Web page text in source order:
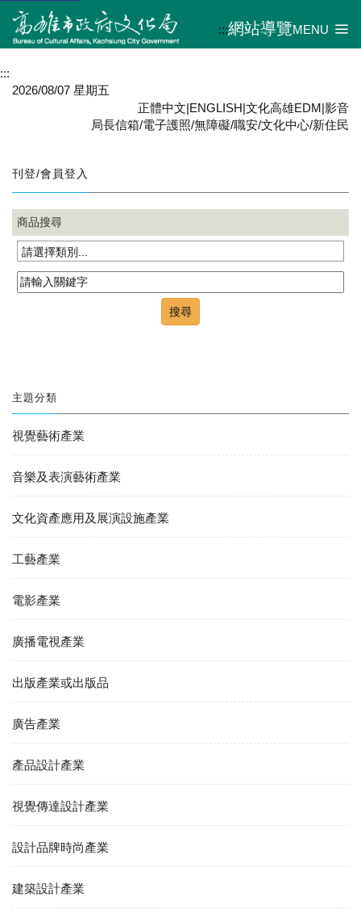
:::網站導覽MENU
:::
2026/08/07 星期五
正體中文|ENGLISH|文化高雄EDM|影音
局長信箱/電子護照/無障礙/職安/文化中心/新住民
刊登/會員登入
商品搜尋
請選擇類別...
搜尋
主題分類
視覺藝術產業
音樂及表演藝術產業
文化資產應用及展演設施產業
工藝產業
電影產業
廣播電視產業
出版產業或出版品
廣告產業
產品設計產業
視覺傳達設計產業
設計品牌時尚產業
建築設計產業